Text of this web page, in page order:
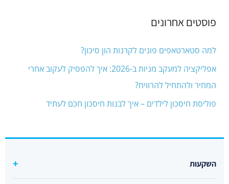
פוסטים אחרונים
למה סטארטאפים פונים לקרנות הון סיכון?
אפליקציה למעקב מניות ב-2026: איך להפסיק לעקוב אחרי
המחיר ולהתחיל להרוויח?
פוליסת חיסכון לילדים – איך לבנות חיסכון חכם לעתיד
השקעות